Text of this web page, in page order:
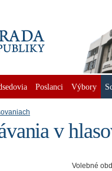
Poslanci Výbory
v
Volebné